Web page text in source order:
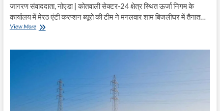
जागरण संवाददाता, नोएडा | कोतवाली सेक्टर-24 क्षेत्र स्थित ऊर्जा निगम के
कार्यालय में मेरठ एंटी करप्शन ब्यूरो की टीम ने मंगलवार शाम बिजलीघर में तैनात…
View Moreबिजली